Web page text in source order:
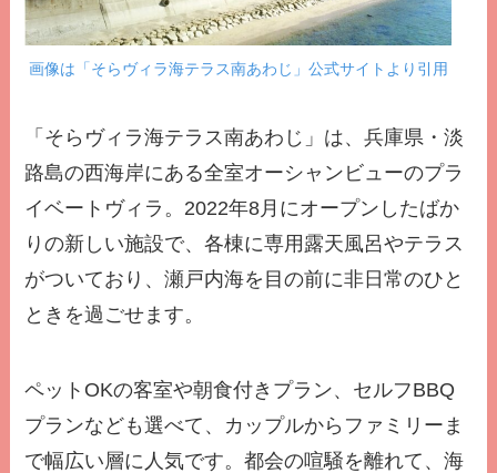
画像は「そらヴィラ海テラス南あわじ」公式サイトより引用
「そらヴィラ海テラス南あわじ」は、兵庫県・淡
路島の西海岸にある全室オーシャンビューのプラ
イベートヴィラ。2022年8月にオープンしたばか
りの新しい施設で、各棟に専用露天風呂やテラス
がついており、瀬戸内海を目の前に非日常のひと
ときを過ごせます。
ペットOKの客室や朝食付きプラン、セルフBBQ
プランなども選べて、カップルからファミリーま
で幅広い層に人気です。都会の喧騒を離れて、海